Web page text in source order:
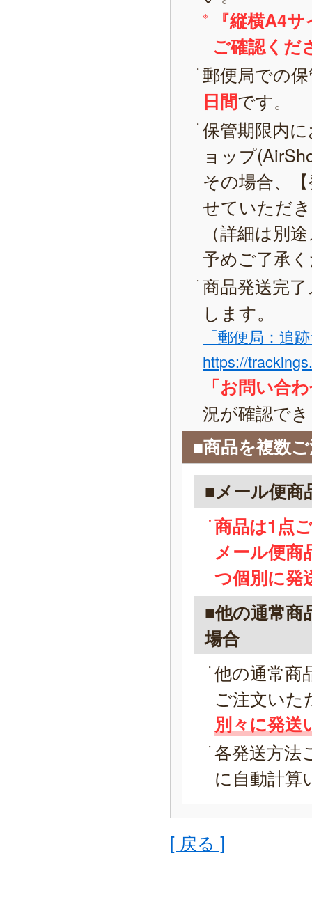
『縦横A4
ご確認くだ
郵便局での
日間です。
保管期限内
ョップ
その場合、
せていただ
（詳細は別
予めご了承
商品発送完
します。
「郵便局：追
https://
「お問い合
況が確認で
■商品を複数
■メール便商
商品は1点
メール便商
つ個別に発
■他の通常商
場合
他の通常商
ご注文いた
別々に発送
各発送方法
に自動計算
[ 戻る ]